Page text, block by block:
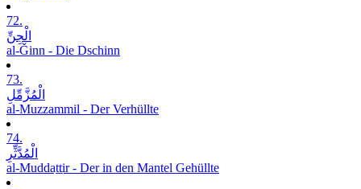
72.
الْجِنِّ
al-Ǧinn - Die Dschinn
73.
الْمُزَّمِّلِ
al-Muzzammil - Der Verhüllte
74.
الْمُدَّثِّرِ
al-Muddaṯṯir - Der in den Mantel Gehüllte